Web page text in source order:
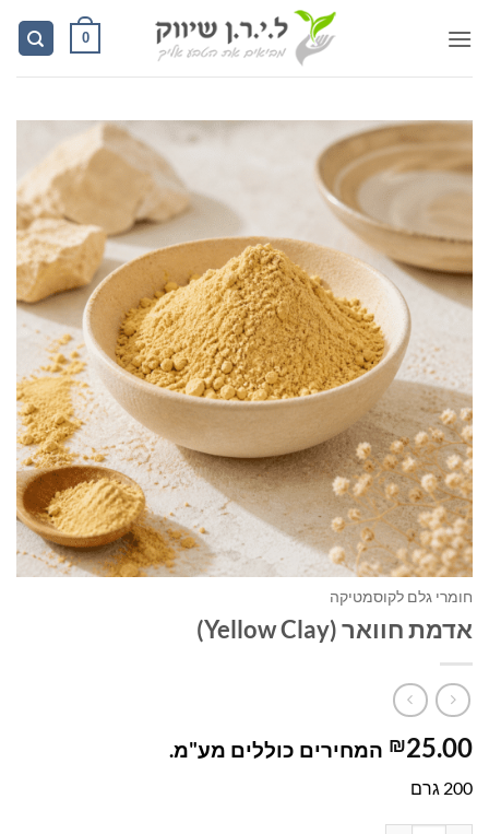
0
חומרי גלם לקוסמטיקה
אדמת חוואר (Yellow Clay)
₪25.00 המחירים כוללים מע"מ.
200 גרם